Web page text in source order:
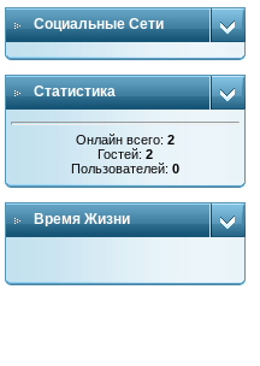
Социальные Сети
Статистика
Онлайн всего:2
Гостей:2
Пользователей:0
Время Жизни